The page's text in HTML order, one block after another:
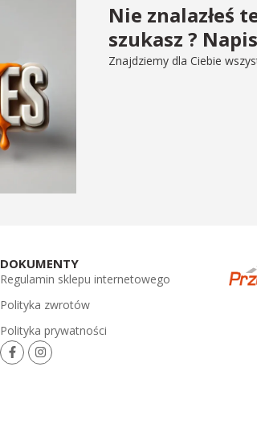
Nie znalazłeś
szukasz ?
Znajdziemy dla Ciebie
DOKUMENTY
Regulamin sklepu internetowego
Polityka zwrotów
Polityka prywatności